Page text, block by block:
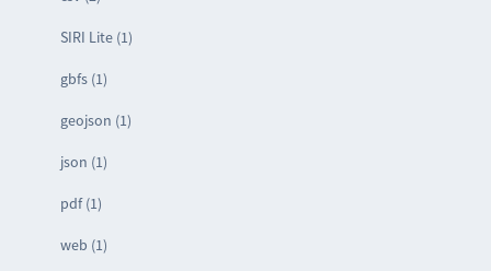
SIRI Lite (1)
gbfs (1)
geojson (1)
json (1)
pdf (1)
web (1)